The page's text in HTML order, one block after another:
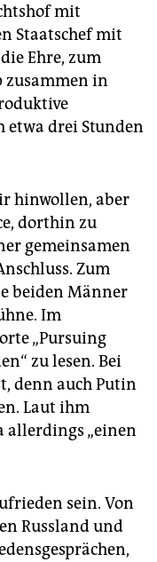
mit
Staatschef mit
Ehre, zum
in
etwa drei Stunden
hinwollen, aber
dorthin zu
gemeinsamen
Zum
beiden Männer
Im
„Pursuing
zu lesen. Bei
denn auch Putin
Laut ihm
allerdings „einen
sein. Von
Russland und